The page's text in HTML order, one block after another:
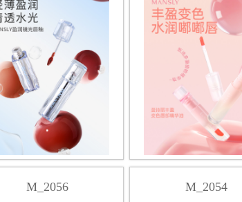
M_2056
M_2054